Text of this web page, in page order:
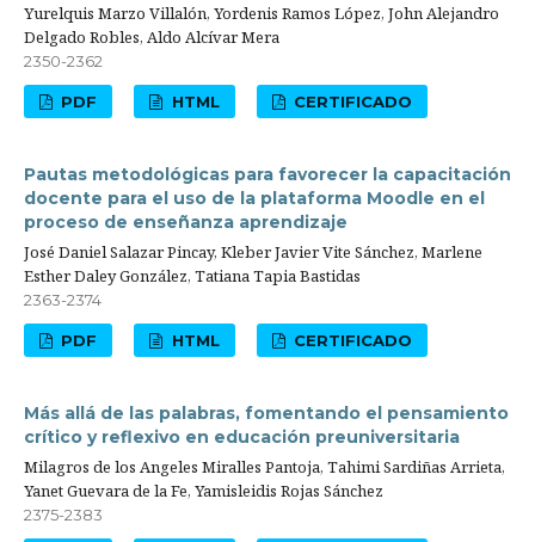
Yurelquis Marzo Villalón, Yordenis Ramos López, John Alejandro
Delgado Robles, Aldo Alcívar Mera
2350-2362
PDF HTML CERTIFICADO
Pautas metodológicas para favorecer la capacitación
docente para el uso de la plataforma Moodle en el
proceso de enseñanza aprendizaje
José Daniel Salazar Pincay, Kleber Javier Vite Sánchez, Marlene
Esther Daley González, Tatiana Tapia Bastidas
2363-2374
PDF HTML CERTIFICADO
Más allá de las palabras, fomentando el pensamiento
crítico y reflexivo en educación preuniversitaria
Milagros de los Angeles Miralles Pantoja, Tahimi Sardiñas Arrieta,
Yanet Guevara de la Fe, Yamisleidis Rojas Sánchez
2375-2383